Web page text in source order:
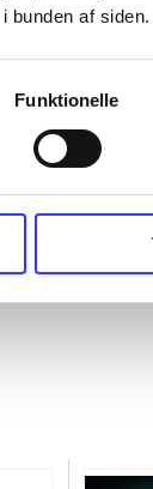
bunden af
Funktionelle